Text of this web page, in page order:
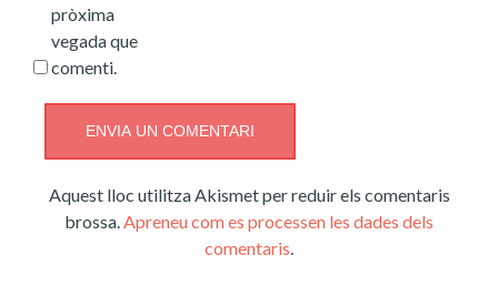
pròxima
vegada que
comenti.
Aquest lloc utilitza Akismet per reduir els comentaris
brossa.Apreneu com es processen les dades dels
comentaris.